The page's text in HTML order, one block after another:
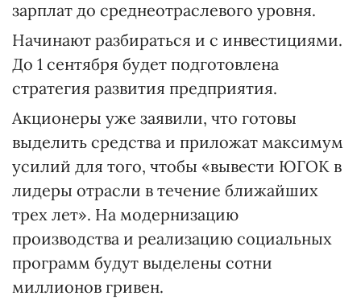
зарплат до среднеотраслевого уровня.
Начинают разбираться и с инвестициями.
До 1 сентября будет подготовлена
стратегия развития предприятия.
Акционеры уже заявили, что готовы
выделить средства и приложат максимум
усилий для того, чтобы «вывести ЮГОК в
лидеры отрасли в течение ближайших
трех лет». На модернизацию
производства и реализацию социальных
программ будут выделены сотни
миллионов гривен.